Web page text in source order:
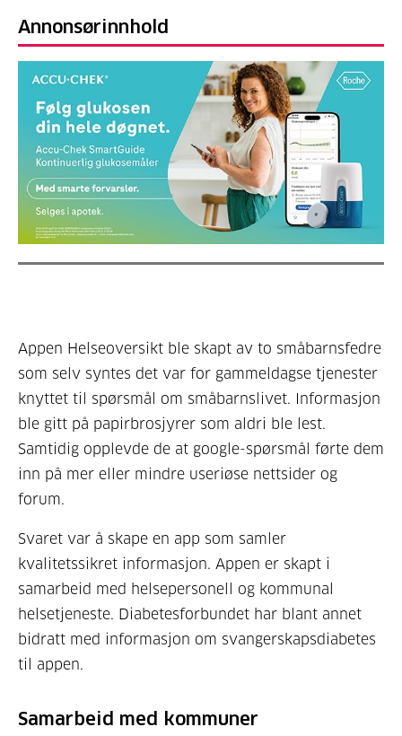
Annonsørinnhold
Appen Helseoversikt ble skapt av to småbarnsfedre
som selv syntes det var for gammeldagse tjenester
knyttet til spørsmål om småbarnslivet. Informasjon
ble gitt på papirbrosjyrer som aldri ble lest.
Samtidig opplevde de at google-spørsmål førte dem
inn på mer eller mindre useriøse nettsider og
forum.
Svaret var å skape en app som samler
kvalitetssikret informasjon. Appen er skapt i
samarbeid med helsepersonell og kommunal
helsetjeneste. Diabetesforbundet har blant annet
bidratt med informasjon om svangerskapsdiabetes
til appen.
Samarbeid med kommuner